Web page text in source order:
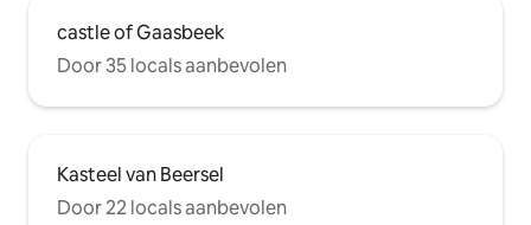
castle of Gaasbeek
Door 35 locals aanbevolen
Kasteel van Beersel
Door 22 locals aanbevolen